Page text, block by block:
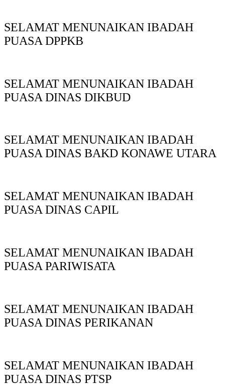
SELAMAT MENUNAIKAN IBADAH
PUASA DPPKB
SELAMAT MENUNAIKAN IBADAH
PUASA DINAS DIKBUD
SELAMAT MENUNAIKAN IBADAH
PUASA DINAS BAKD KONAWE UTARA
SELAMAT MENUNAIKAN IBADAH
PUASA DINAS CAPIL
SELAMAT MENUNAIKAN IBADAH
PUASA PARIWISATA
SELAMAT MENUNAIKAN IBADAH
PUASA DINAS PERIKANAN
SELAMAT MENUNAIKAN IBADAH
PUASA DINAS PTSP